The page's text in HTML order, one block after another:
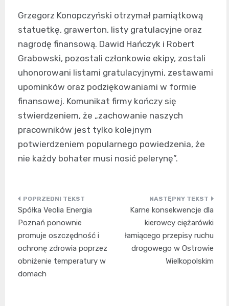
Grzegorz Konopczyński otrzymał pamiątkową
statuetkę, grawerton, listy gratulacyjne oraz
nagrodę finansową. Dawid Hańczyk i Robert
Grabowski, pozostali członkowie ekipy, zostali
uhonorowani listami gratulacyjnymi, zestawami
upominków oraz podziękowaniami w formie
finansowej. Komunikat firmy kończy się
stwierdzeniem, że „zachowanie naszych
pracowników jest tylko kolejnym
potwierdzeniem popularnego powiedzenia, że
nie każdy bohater musi nosić pelerynę”.
Nawigacja
wpisu
Spółka Veolia Energia
Poznań ponownie
promuje oszczędność i
ochronę zdrowia poprzez
obniżenie temperatury w
domach
Karne konsekwencje dla
kierowcy ciężarówki
łamiącego przepisy ruchu
drogowego w Ostrowie
Wielkopolskim